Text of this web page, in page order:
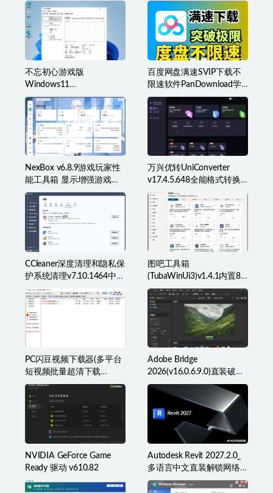
不忘初心游戏版
Windows11
v25H2(26200.8973)无更新
[精简系统美化版]
百度网盘满速SVIP下载不
限速软件PanDownload学
习网定制版
NexBox v6.8.9游戏玩家性
能工具箱 显示增强游戏辅
助准星叠加、监控等
万兴优转UniConverter
v17.4.5.648全能格式转换
工具箱破解版
CCleaner深度清理和隐私保
护系统清理v7.10.1464中文
破解版
图吧工具箱
(TubaWinUi3)v1.4.1内置82
款检测工具便携版
PC闪豆视频下载器(多平台
短视频批量超清下载
器)v2026.07.29
Adobe Bridge
2026(v16.0.6.9.0)直装破解
版(简称BR2026)
NVIDIA GeForce Game
Ready 驱动 v610.82
Autodesk Revit 2027.2.0_
多语言中文直装解锁网络
许可版